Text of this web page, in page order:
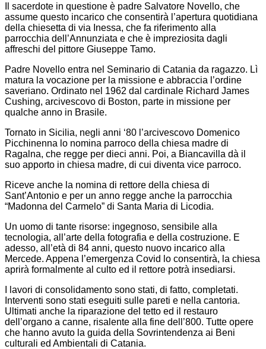
Il sacerdote in questione è padre Salvatore Novello, che
assume questo incarico che consentirà l’apertura quotidiana
della chiesetta di via Inessa, che fa riferimento alla
parrocchia dell’Annunziata e che è impreziosita dagli
affreschi del pittore Giuseppe Tamo.
Padre Novello entra nel Seminario di Catania da ragazzo. Lì
matura la vocazione per la missione e abbraccia l’ordine
saveriano. Ordinato nel 1962 dal cardinale Richard James
Cushing, arcivescovo di Boston, parte in missione per
qualche anno in Brasile.
Tornato in Sicilia, negli anni ‘80 l’arcivescovo Domenico
Picchinenna lo nomina parroco della chiesa madre di
Ragalna, che regge per dieci anni. Poi, a Biancavilla dà il
suo apporto in chiesa madre, di cui diventa vice parroco.
Riceve anche la nomina di rettore della chiesa di
Sant’Antonio e per un anno regge anche la parrocchia
“Madonna del Carmelo” di Santa Maria di Licodia.
Un uomo di tante risorse: ingegnoso, sensibile alla
tecnologia, all’arte della fotografia e della costruzione. E
adesso, all’età di 84 anni, questo nuovo incarico alla
Mercede. Appena l’emergenza Covid lo consentirà, la chiesa
aprirà formalmente al culto ed il rettore potrà insediarsi.
I lavori di consolidamento sono stati, di fatto, completati.
Interventi sono stati eseguiti sulle pareti e nella cantoria.
Ultimati anche la riparazione del tetto ed il restauro
dell’organo a canne, risalente alla fine dell’800. Tutte opere
che hanno avuto la guida della Sovrintendenza ai Beni
culturali ed Ambientali di Catania.